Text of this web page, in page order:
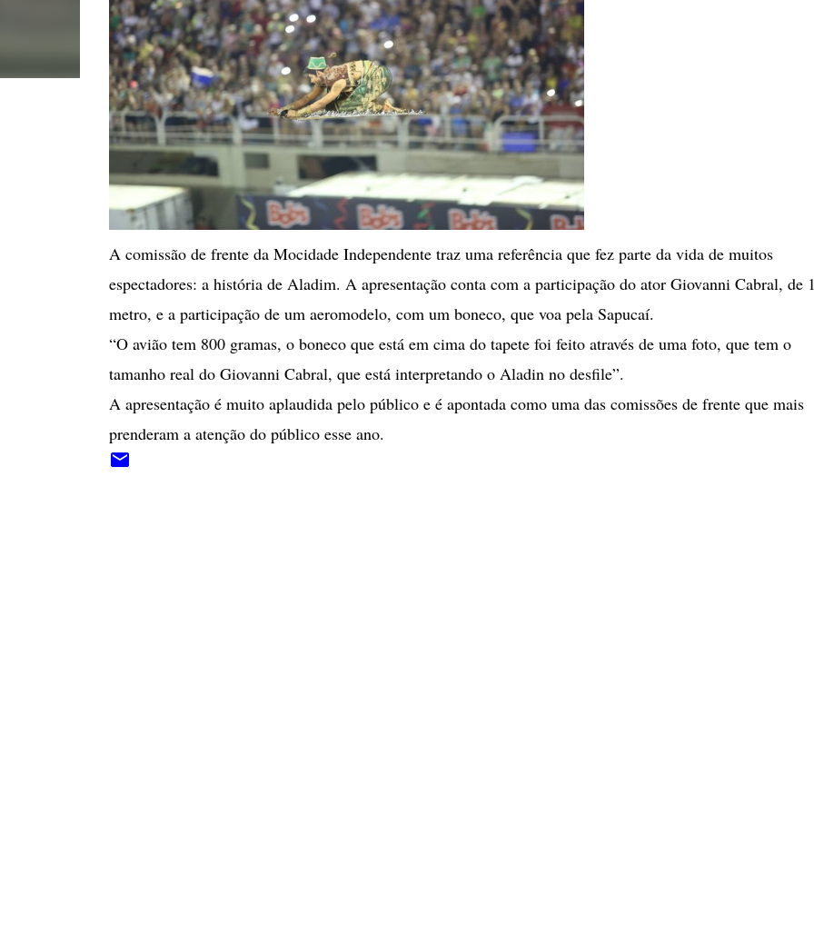
A comissão de frente da Mocidade Independente traz uma referência que fez parte da vida de muitos
espectadores: a história de Aladim. A apresentação conta com a participação do ator Giovanni Cabral, de
metro, e a participação de um aeromodelo, com um boneco, que voa pela Sapucaí.
“O avião tem 800 gramas, o boneco que está em cima do tapete foi feito através de uma foto, que tem o
tamanho real do Giovanni Cabral, que está interpretando o Aladin no desfile”.
A apresentação é muito aplaudida pelo público e é apontada como uma das comissões de frente que mais
prenderam a atenção do público esse ano.